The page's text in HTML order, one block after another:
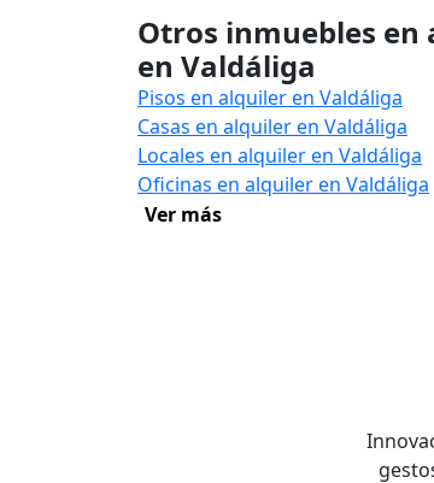
Otros inmuebles en
en Valdáliga
Pisos en alquiler en Valdáliga
Casas en alquiler en Valdáliga
Locales en alquiler en Valdáliga
Oficinas en alquiler en Valdáliga
Ver más